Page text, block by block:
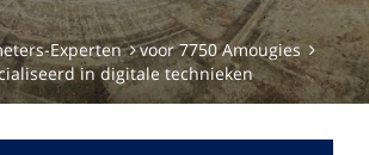
Experten
voor 7750 Amougies
in digitale technieken